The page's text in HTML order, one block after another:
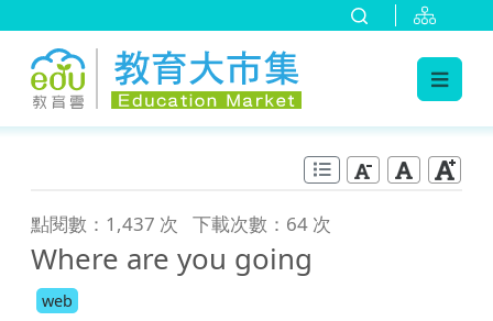
點閱數：1,437 次 下載次數：64 次
Where are you going
web